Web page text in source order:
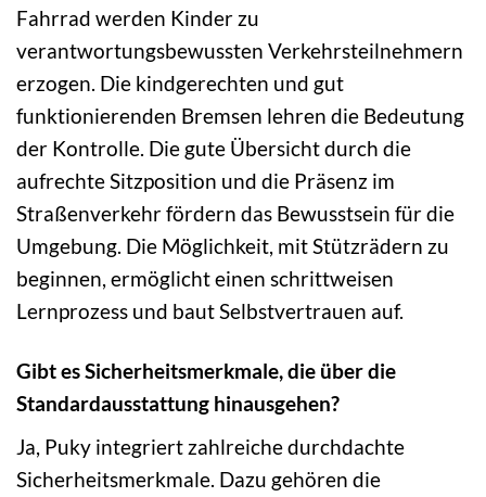
Fahrrad werden Kinder zu
verantwortungsbewussten Verkehrsteilnehmern
erzogen. Die kindgerechten und gut
funktionierenden Bremsen lehren die Bedeutung
der Kontrolle. Die gute Übersicht durch die
aufrechte Sitzposition und die Präsenz im
Straßenverkehr fördern das Bewusstsein für die
Umgebung. Die Möglichkeit, mit Stützrädern zu
beginnen, ermöglicht einen schrittweisen
Lernprozess und baut Selbstvertrauen auf.
Gibt es Sicherheitsmerkmale, die über die
Standardausstattung hinausgehen?
Ja, Puky integriert zahlreiche durchdachte
Sicherheitsmerkmale. Dazu gehören die